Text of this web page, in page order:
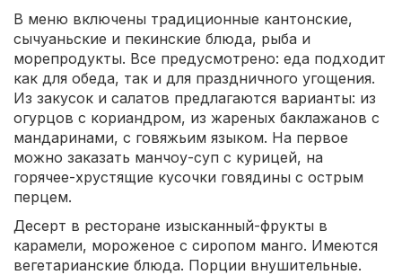
В меню включены традиционные кантонские,
сычуаньские и пекинские блюда, рыба и
морепродукты. Все предусмотрено: еда подходит
как для обеда, так и для праздничного угощения.
Из закусок и салатов предлагаются варианты: из
огурцов с кориандром, из жареных баклажанов с
мандаринами, с говяжьим языком. На первое
можно заказать манчоу-суп с курицей, на
горячее-хрустящие кусочки говядины с острым
перцем.
Десерт в ресторане изысканный-фрукты в
карамели, мороженое с сиропом манго. Имеются
вегетарианские блюда. Порции внушительные.